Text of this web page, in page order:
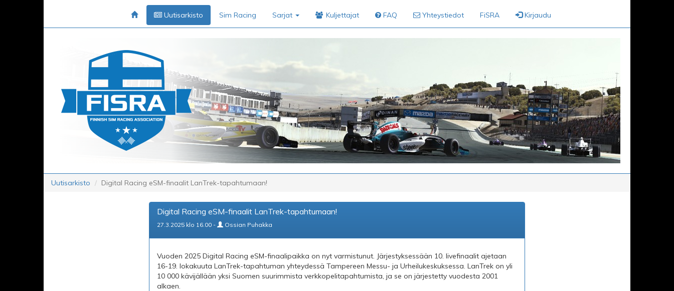
Uutisarkisto Sim Racing Sarjat Kuljettajat FAQ Yhteystiedot FiSRA Kirjaudu
Uutisarkisto Digital Racing eSM-finaalit LanTrek-tapahtumaan!
Digital Racing eSM-finaalit LanTrek-tapahtumaan!
27.3.2025 klo 16.00 - Ossian Puhakka
Vuoden 2025 Digital Racing eSM-finaalipaikka on nyt varmistunut. Järjestyksessään 10. livefinaalit ajetaan
16-19. lokakuuta LanTrek-tapahtuman yhteydessä Tampereen Messu- ja Urheilukeskuksessa. LanTrek on yli
10 000 kävijällään yksi Suomen suurimmista verkkopelitapahtumista, ja se on järjestetty vuodesta 2001
alkaen.